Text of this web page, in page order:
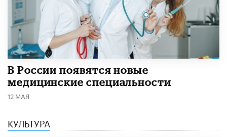
В России появятся новые
медицинские специальности
12 МАЯ
КУЛЬТУРА